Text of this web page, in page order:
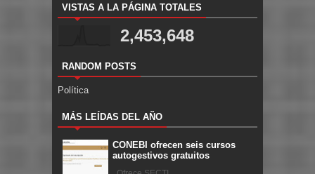
VISTAS A LA PÁGINA TOTALES
2,453,648
RANDOM POSTS
Política
MÁS LEÍDAS DEL AÑO
CONEBI ofrecen seis cursos
autogestivos gratuitos